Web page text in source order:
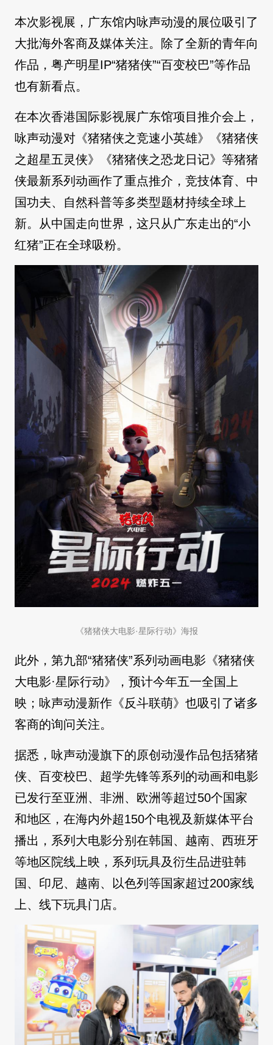
本次影视展，广东馆内咏声动漫的展位吸引了
大批海外客商及媒体关注。除了全新的青年向
作品，粤产明星IP“猪猪侠”“百变校巴”等作品
也有新看点。
在本次香港国际影视展广东馆项目推介会上，
咏声动漫对《猪猪侠之竞速小英雄》《猪猪侠
之超星五灵侠》《猪猪侠之恐龙日记》等猪猪
侠最新系列动画作了重点推介，竞技体育、中
国功夫、自然科普等多类型题材持续全球上
新。从中国走向世界，这只从广东走出的“小
红猪”正在全球吸粉。
《猪猪侠大电影·星际行动》海报
此外，第九部“猪猪侠”系列动画电影《猪猪侠
大电影·星际行动》，预计今年五一全国上
映；咏声动漫新作《反斗联萌》也吸引了诸多
客商的询问关注。
据悉，咏声动漫旗下的原创动漫作品包括猪猪
侠、百变校巴、超学先锋等系列的动画和电影
已发行至亚洲、非洲、欧洲等超过50个国家
和地区，在海内外超150个电视及新媒体平台
播出，系列大电影分别在韩国、越南、西班牙
等地区院线上映，系列玩具及衍生品进驻韩
国、印尼、越南、以色列等国家超过200家线
上、线下玩具门店。